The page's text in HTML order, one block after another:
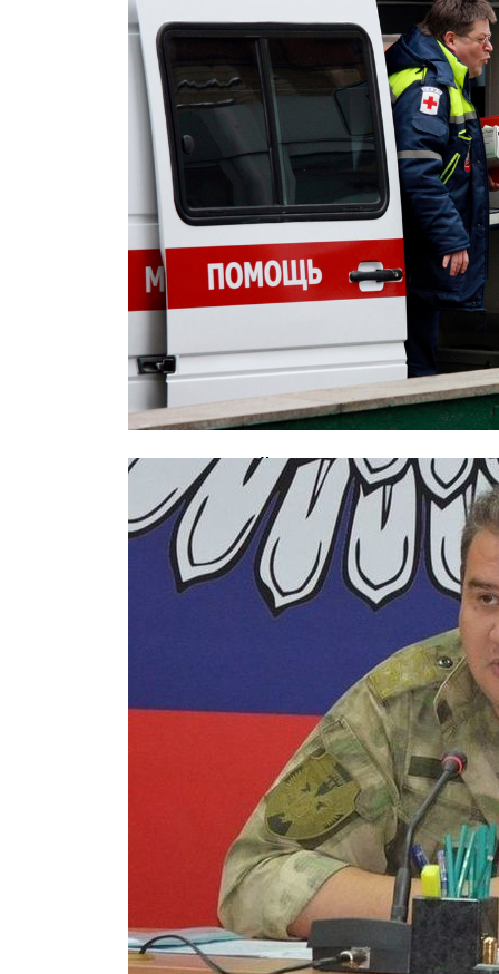
В московской школе скончался